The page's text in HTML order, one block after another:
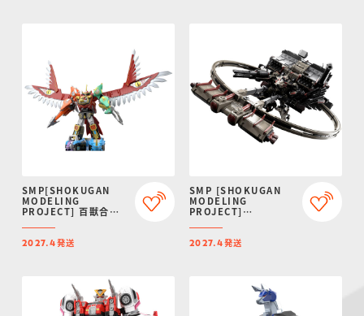
SMP[SHOKUGAN
MODELING
PROJECT] 百獣合体
2027年4月発送】
2027.4発送
SMP [SHOKUGAN
MODELING
PROJECT]
FIRES OF RUBICON
AAP07:
2027.4発送